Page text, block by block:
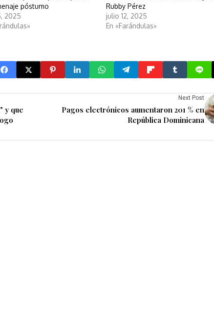
póstumo
2025
Rubby Pérez
julio 12, 2025
En «Farándulas»
y que
Next Post
Pagos electrónicos aumentaron 201 % en
República Dominicana